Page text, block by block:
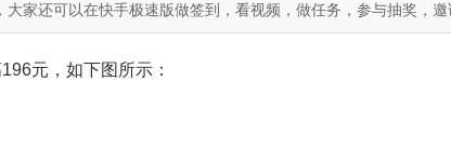
大家还可以在快手极速版做签到，看视频，做任务，参与抽奖，邀
元，如下图所示：